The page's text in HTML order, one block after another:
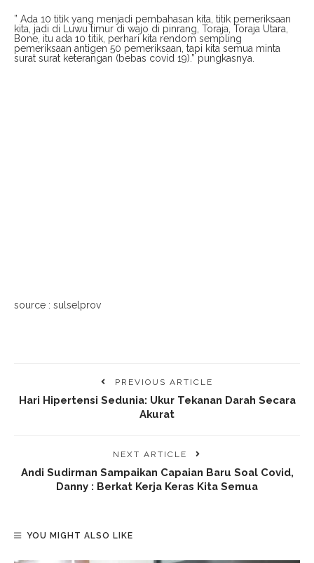
” Ada 10 titik yang menjadi pembahasan kita, titik pemeriksaan
kita, jadi di Luwu timur di wajo di pinrang, Toraja, Toraja Utara,
Bone, itu ada 10 titik, perhari kita rendom sempling
pemeriksaan antigen 50 pemeriksaan, tapi kita semua minta
surat surat keterangan (bebas covid 19).” pungkasnya.
source : sulselprov
PREVIOUS ARTICLE
Hari Hipertensi Sedunia: Ukur Tekanan Darah Secara
Akurat
NEXT ARTICLE
Andi Sudirman Sampaikan Capaian Baru Soal Covid,
Danny : Berkat Kerja Keras Kita Semua
YOU MIGHT ALSO LIKE